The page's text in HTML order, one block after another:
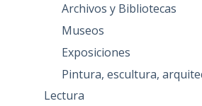
Archivos y Bibliotecas
Museos
Exposiciones
Pintura, escultura,
Lectura